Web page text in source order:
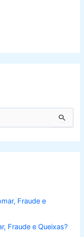
Fraude e
Fraude e Queixas?